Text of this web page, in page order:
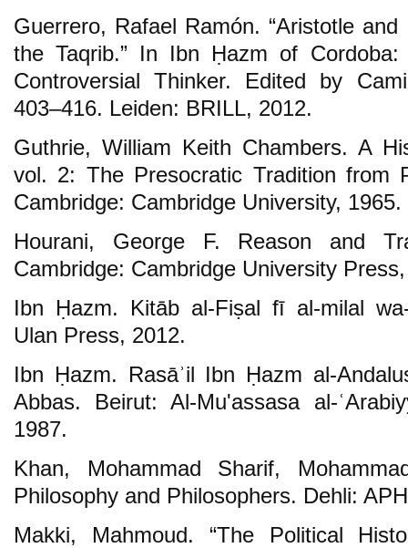
Guerrero, Rafael Ramón. “Aristotle
the Taqrib.” In Ibn Ḥazm of
Controversial Thinker. Edited by
403–416. Leiden: BRILL, 2012.
Guthrie, William Keith Chambers. A
vol. 2: The Presocratic Tradition from
Cambridge: Cambridge University, 1965.
Hourani, George F. Reason and
Cambridge: Cambridge University
Ibn Ḥazm. Kitāb al-Fiṣal fī al-milal
Ulan Press, 2012.
Ibn Ḥazm. Rasāʾil Ibn Ḥazm al-
Abbas. Beirut: Al-Mu'assasa al-
1987.
Khan, Mohammad Sharif,
Philosophy and Philosophers. Dehli:
Makki, Mahmoud. “The Political